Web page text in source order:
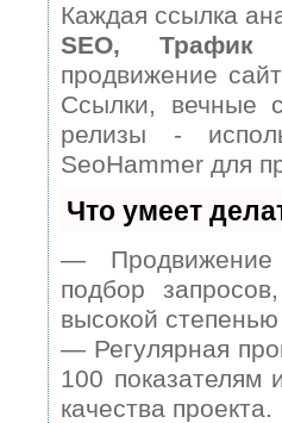
Каждая ссылка
SEO,
продвижение
Ссылки, вечные
релизы -
SeoHammer для
Что умеет
— Продвижение
подбор
высокой
— Регулярная
100 показателям
качества проекта.